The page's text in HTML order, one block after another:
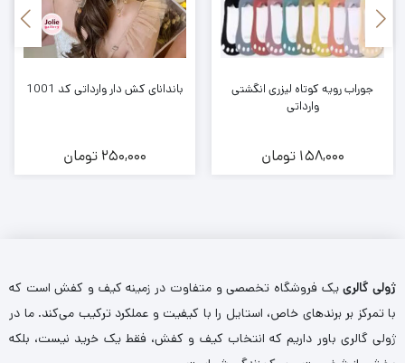
جوراب رویه کوتاه لیزری انگشتی
وارداتی
158,000 تومان
باندانای کش دار وارداتی کد 1001
250,000 تومان
ژولی گالرییک فروشگاه تخصصی و متفاوت در زمینه کیف و کفش است که
با تمرکز بر برندهای خاص، استایل را با کیفیت و عملکرد ترکیب می‌کند. ما در
ژولی گالری باور داریم که انتخاب کیف و کفش، فقط یک خرید نیست، بلکه